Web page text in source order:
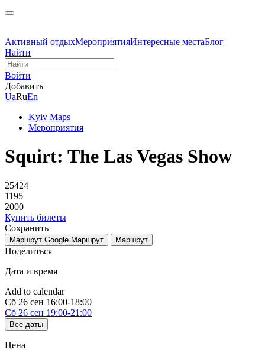
Активный отдыхМероприятияИнтересные местаБлог
Найти
Войти
Добавить
UaRuEn
Kyiv Maps
Мероприятия
Squirt: The Las Vegas Show
25424
1195
2000
Купить билеты
Сохранить
Маршрут Google Маршрут Маршрут
Поделиться
Дата и время
Add to calendar
Сб 26 сен 16:00-18:00
Сб 26 сен 19:00-21:00
Все даты
Цена